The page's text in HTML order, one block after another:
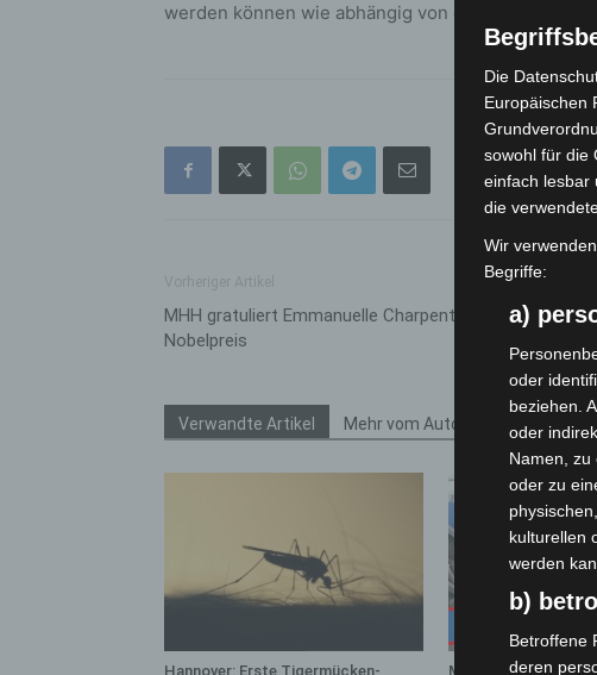
werden können wie abhängig von deren Größe
MHH gratuliert Emmanuelle Charpentier zum
Nobelpreis
Verwandte Artikel Mehr vom Autor
Hannover: Erste Tigermücken-
Mann läuft mit
Die
Europäischen
sowohl für die
einfach lesbar
die
Wir
Begriffe:
a)
oder
beziehen.
oder
Namen, zu
oder zu
kulturellen
werden
b)
Betroffene
deren